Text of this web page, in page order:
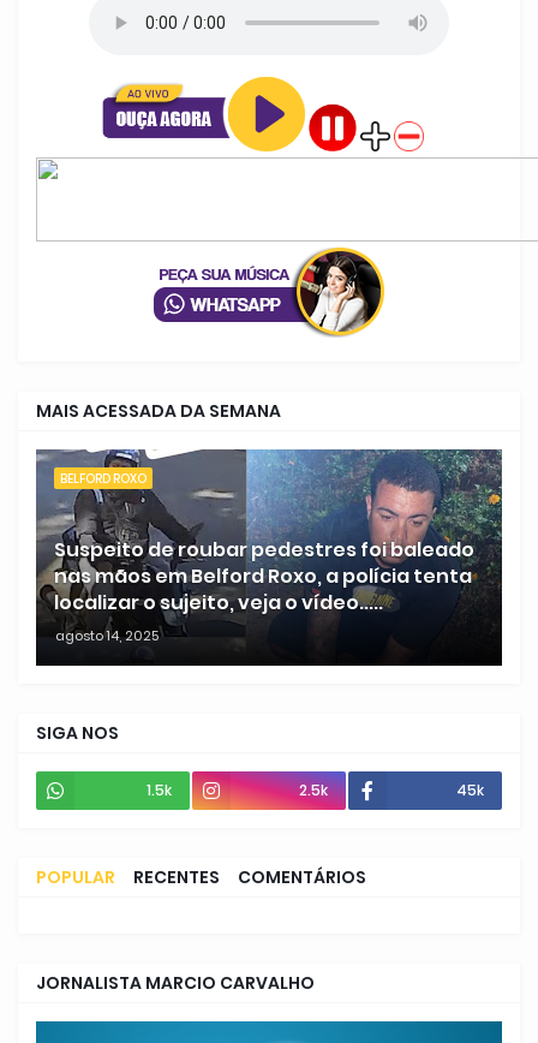
MAIS ACESSADA DA SEMANA
BELFORD ROXO
Suspeito de roubar pedestres foi baleado
nas mãos em Belford Roxo, a polícia tenta
localizar o sujeito, veja o vídeo.....
agosto 14, 2025
SIGA NOS
1.5k 2.5k 45k
POPULAR RECENTES COMENTÁRIOS
JORNALISTA MARCIO CARVALHO